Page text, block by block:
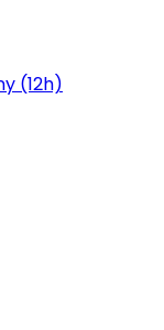
(12h)